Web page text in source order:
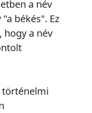
a név
békés". Ez
hogy a név
történelmi